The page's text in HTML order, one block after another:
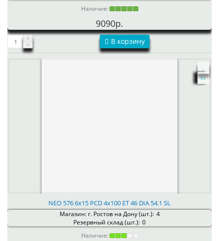
Наличие:
9090р.
В корзину
NEO 576 6x15 PCD 4x100 ET 46 DIA 54.1 SL
Магазин: г. Ростов на Дону (шт.): 4
Резервный склад (шт.): 0
Наличие: